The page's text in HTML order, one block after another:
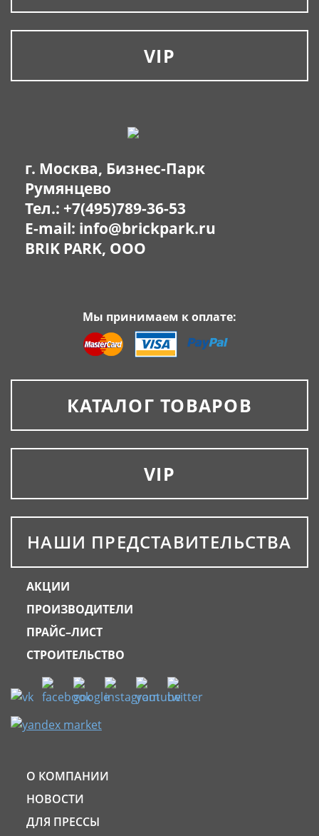
VIP
г. Москва, Бизнес-Парк
Румянцево
Тел.: +7(495)789-36-53
E-mail: info@brickpark.ru
BRIK PARK, OOO
Мы принимаем к оплате:
КАТАЛОГ ТОВАРОВ
VIP
НАШИ ПРЕДСТАВИТЕЛЬСТВА
АКЦИИ
ПРОИЗВОДИТЕЛИ
ПРАЙС–ЛИСТ
СТРОИТЕЛЬСТВО
О КОМПАНИИ
НОВОСТИ
ДЛЯ ПРЕССЫ